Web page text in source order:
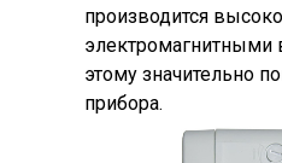
производится
электромагнитными
этому значительно
прибора.